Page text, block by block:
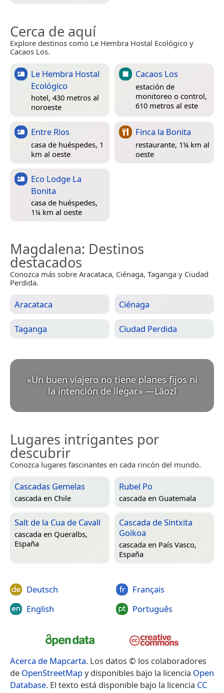
Cerca de aquí
Explore destinos como Le Hembra Hostal Ecológico y
Cacaos Los.
Le Hembra Hostal
Ecológico
hotel, 430 metros al
noroeste
Cacaos Los
estación de
monitoreo o control,
610 metros al este
Entre Rios
casa de huéspedes, 1
km al oeste
Finca la Bonita
restaurante, 1¼ km al
oeste
Eco Lodge La
Bonita
casa de huéspedes,
1¼ km al oeste
Magdalena: Destinos
destacados
Conozca más sobre Aracataca, Ciénaga, Taganga y Ciudad
Perdida.
Aracataca Ciénaga
Taganga Ciudad Perdida
«Un buen viajero no tiene planes fijos ni
la intención de llegar.» —Lǎozǐ
Lugares intrigantes por
descubrir
Conozca lugares fascinantes en cada rincón del mundo.
Cascadas Gemelas
cascada en Chile
Rubel Po
cascada en Guatemala
Salt de la Cua de Cavall
cascada en Queralbs,
España
Cascada de Sintxita
Goikoa
cascada en País Vasco,
España
Deutsch
English
Français
Português
Acerca de Mapcarta. Los datos © los colaboradores
de OpenStreetMapy disponibles bajo la licencia Open
Database. El texto está disponible bajo la licencia CC